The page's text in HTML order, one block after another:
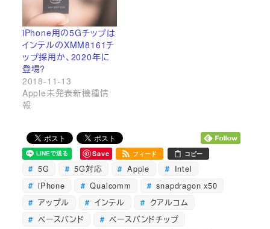
iPhone用の5Gチップは
インテルのXMM8161チ
ップ採用か、2020年に
登場?
2018-11-13
Apple未発表新機種情
報
Save フィード コピー
5G 5G対応 Apple
Intel
iPhone
Qualcomm
snapdragon x50
アップル
インテル
クアルコム
ベースバンド
ベースバンドチップ